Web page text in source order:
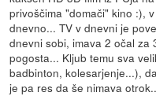
privoščima "domači" kino :),
dnevno... TV v dnevni je
dnevni sobi, imava 2 očal
pogosta... Kljub temu sva
badbinton, kolesarjenje...),
je pa res da še nimava